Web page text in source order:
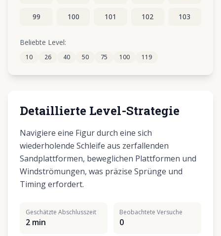
99 100 101 102 103
104
109 110 111 112
Beliebte Level:
10 26 40 50 75 100 119
Detaillierte Level-Strategie
Navigiere eine Figur durch eine sich
wiederholende Schleife aus zerfallenden
Sandplattformen, beweglichen Plattformen und
Windströmungen, was präzise Sprünge und
Timing erfordert.
Geschätzte Abschlusszeit
2 min
Beobachtete Versuche
0